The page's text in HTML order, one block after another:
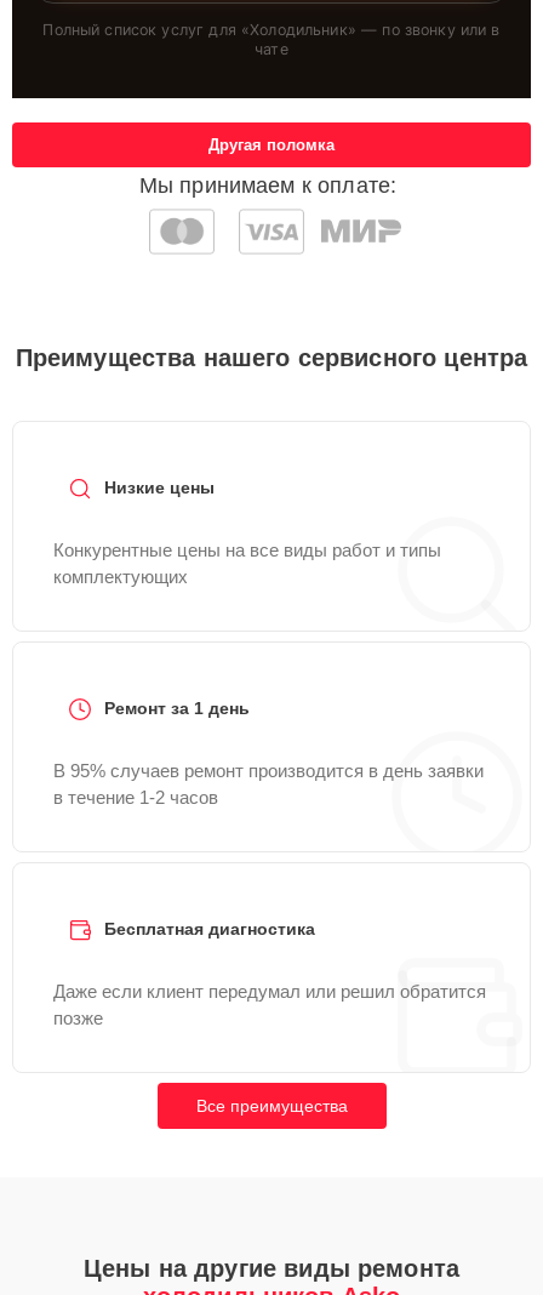
Полный список услуг для «Холодильник» — по звонку или в
чате
Мы принимаем к оплате:
Другая поломка
Преимущества нашего сервисного центра
Низкие цены
Конкурентные цены на все виды работ и типы
комплектующих
Ремонт за 1 день
В 95% случаев ремонт производится в день заявки
в течение 1-2 часов
Бесплатная диагностика
Даже если клиент передумал или решил обратится
позже
Все преимущества
Цены на другие виды ремонта